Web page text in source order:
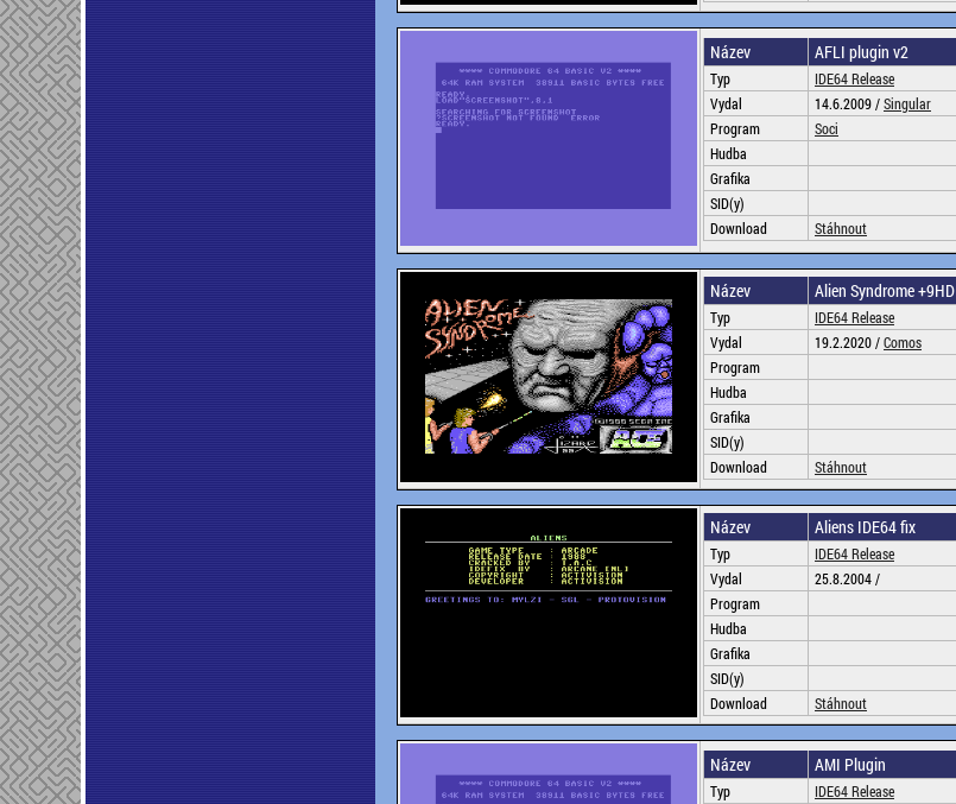
Název AFLI plugin v2
Typ
IDE64 Release
Vydal
14.6.2009 /Singular
Program
Soci
Hudba
Grafika
SID(y)
Download
Stáhnout
Název Alien Syndrome +9HD
Typ
IDE64 Release
Vydal
19.2.2020 /Comos
Program
Hudba
Grafika
SID(y)
Download
Stáhnout
Název Aliens IDE64 fix
Typ
IDE64 Release
Vydal
25.8.2004 /
Program
Hudba
Grafika
SID(y)
Download
Stáhnout
Název AMI Plugin
Typ
IDE64 Release